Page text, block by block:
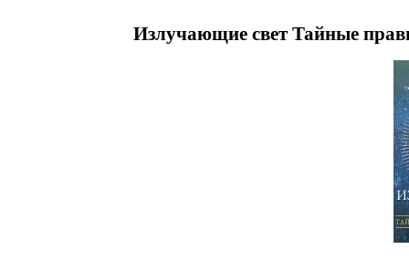
Излучающие свет Тайные